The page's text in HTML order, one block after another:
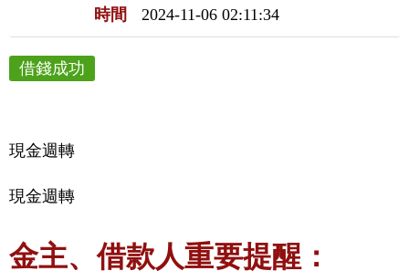
時間 2024-11-06 02:11:34
借錢成功
現金週轉
現金週轉
金主、借款人重要提醒：